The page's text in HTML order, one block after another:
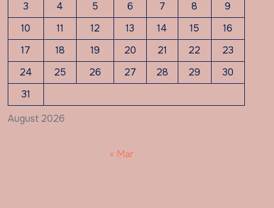
August 2026
3
4 5 6 7 8
9
10
11 12 13 14 15
16
17
18 19 20 21 22
23
24
25 26 27 28 29
30
31
« Mar